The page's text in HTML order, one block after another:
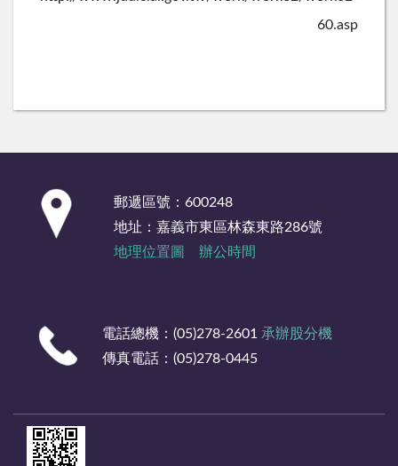
60.asp
郵遞區號：600248
地址：嘉義市東區林森東路286號
地理位置圖
辦公時間
電話總機：(05)278-2601 承辦股分機
傳真電話：(05)278-0445